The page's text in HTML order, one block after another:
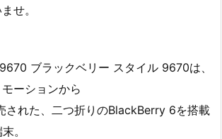
せ。
ブラックベリー スタイル 9670は、
ーションから
された、二つ折りのBlackBerry 6を搭載
。